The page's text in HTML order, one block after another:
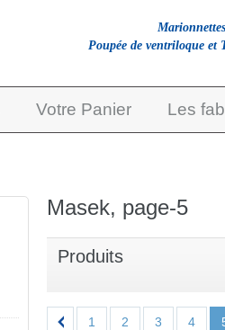
Votre Panier Les
Masek, page-5
Produits
1 2 3 4
Poupée de ventriloque et